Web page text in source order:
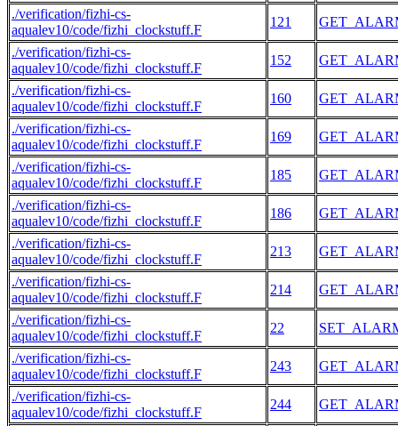
./verification/fizhi-cs-
aqualev10/code/fizhi_clockstuff.F
121
./verification/fizhi-cs-
aqualev10/code/fizhi_clockstuff.F
152
./verification/fizhi-cs-
aqualev10/code/fizhi_clockstuff.F
160
./verification/fizhi-cs-
aqualev10/code/fizhi_clockstuff.F
169
./verification/fizhi-cs-
aqualev10/code/fizhi_clockstuff.F
185
./verification/fizhi-cs-
aqualev10/code/fizhi_clockstuff.F
186
./verification/fizhi-cs-
aqualev10/code/fizhi_clockstuff.F
213
./verification/fizhi-cs-
aqualev10/code/fizhi_clockstuff.F
214
./verification/fizhi-cs-
aqualev10/code/fizhi_clockstuff.F
22
./verification/fizhi-cs-
aqualev10/code/fizhi_clockstuff.F
243
./verification/fizhi-cs-
aqualev10/code/fizhi_clockstuff.F
244